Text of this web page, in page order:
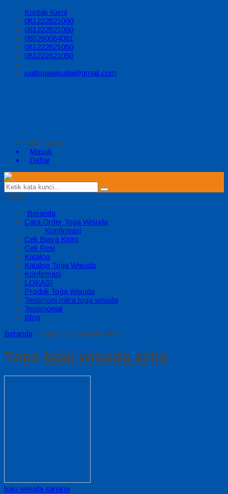
Kontak Kami
081222821060
081222821060
085280084081
081222821060
081222821060
jualtogawisuda@gmail.com
Halo, Guest!
Masuk
Daftar
MENU
Beranda
Cara Order Toga Wisuda
Konfirmasi
Cek Biaya Kirim
Cek Resi
Katalog
Katalog Toga Wisuda
Konfirmasi
LOKASI
Produk Toga Wisuda
Testimoni mitra toga wisuda
Testimonial
Blog
Beranda » Tags "baju wisuda artis"
Tags baju wisuda artis
baju wisuda sarjana